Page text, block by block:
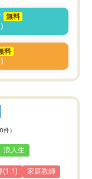
無料
料
0件）
浪人生
(1:1) 家庭教師